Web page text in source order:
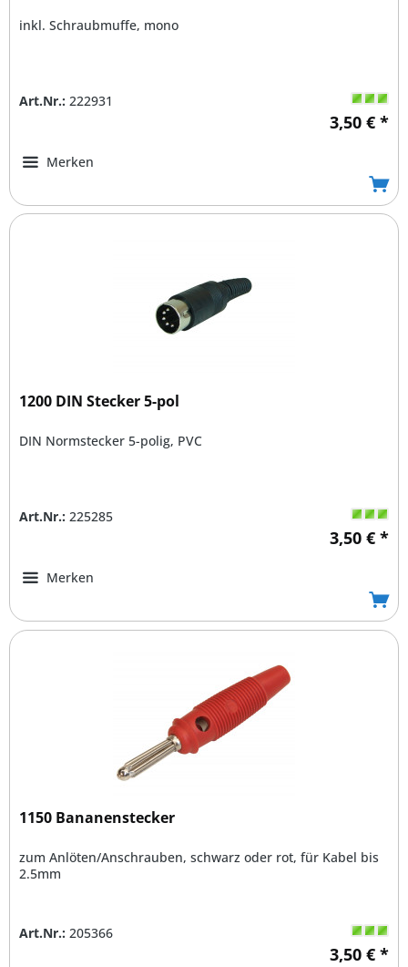
inkl. Schraubmuffe, mono
Art.Nr.: 222931
3,50 € *
Merken
1200 DIN Stecker 5-pol
DIN Normstecker 5-polig, PVC
Art.Nr.: 225285
3,50 € *
Merken
1150 Bananenstecker
zum Anlöten/Anschrauben, schwarz oder rot, für Kabel bis
2.5mm
Art.Nr.: 205366
3,50 € *